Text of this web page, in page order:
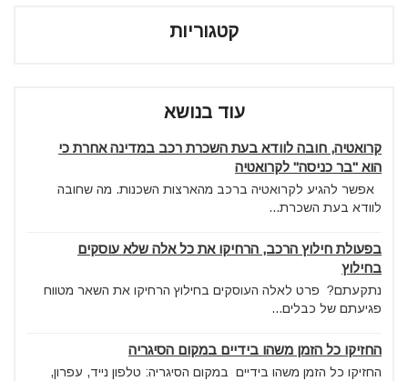
קטגוריות
עוד בנושא
קרואטיה, חובה לוודא בעת השכרת רכב במדינה אחרת כי
הוא "בר כניסה" לקרואטיה
אפשר להגיע לקרואטיה ברכב מהארצות השכנות. מה שחובה
לוודא בעת השכרת...
בפעולת חילוץ הרכב, הרחיקו את כל אלה שלא עוסקים
בחילוץ
נתקעתם? פרט לאלה העוסקים בחילוץ הרחיקו את השאר מטווח
פגיעתם של כבלים...
החזיקו כל הזמן משהו בידיים במקום הסיגריה
החזיקו כל הזמן משהו בידיים במקום הסיגריה: טלפון נייד, עפרון,